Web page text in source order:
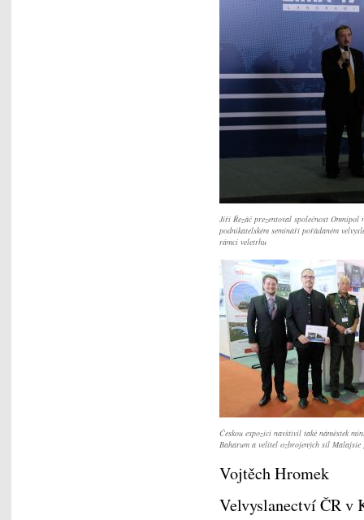
Jiří Řezáč prezentoval společnost Omnipol
podnikatelském semináři pořádaném
rámci veletrhu
Českou expozici navštívil také náměstek
Baharum a velitel ozbrojených sil Malajsie
Vojtěch Hromek
Velvyslanectví ČR v